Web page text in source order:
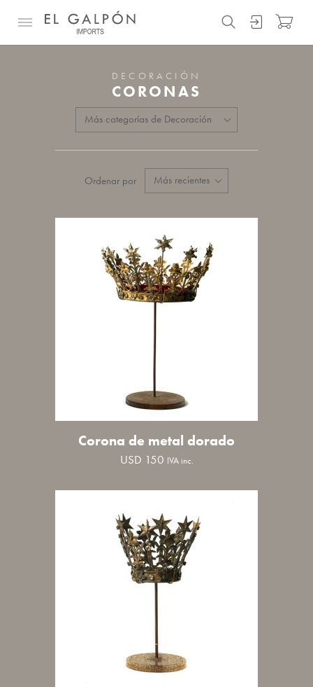
DECORACIÓN
CORONAS
Ordenar por
Corona de metal dorado
USD 150 IVA inc.